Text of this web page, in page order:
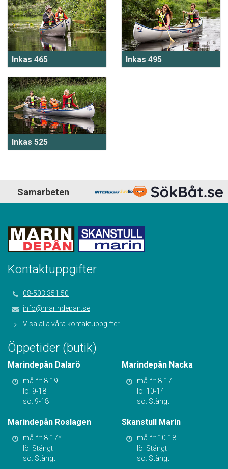
Inkas 465 Inkas 495
Inkas 525
Samarbeten
Kontaktuppgifter
08-503 351 50
info@marindepan.se
Visa alla våra kontaktuppgifter
Öppetider (butik)
Marindepån Dalarö
må-fr: 8-19
lö: 9-18
sö: 9-18
Marindepån Nacka
må-fr: 8-17
lö: 10-14
sö: Stängt
Marindepån Roslagen
må-fr: 8-17*
lö: Stängt
sö: Stängt
Skanstull Marin
må-fr: 10-18
lö: Stängt
sö: Stängt